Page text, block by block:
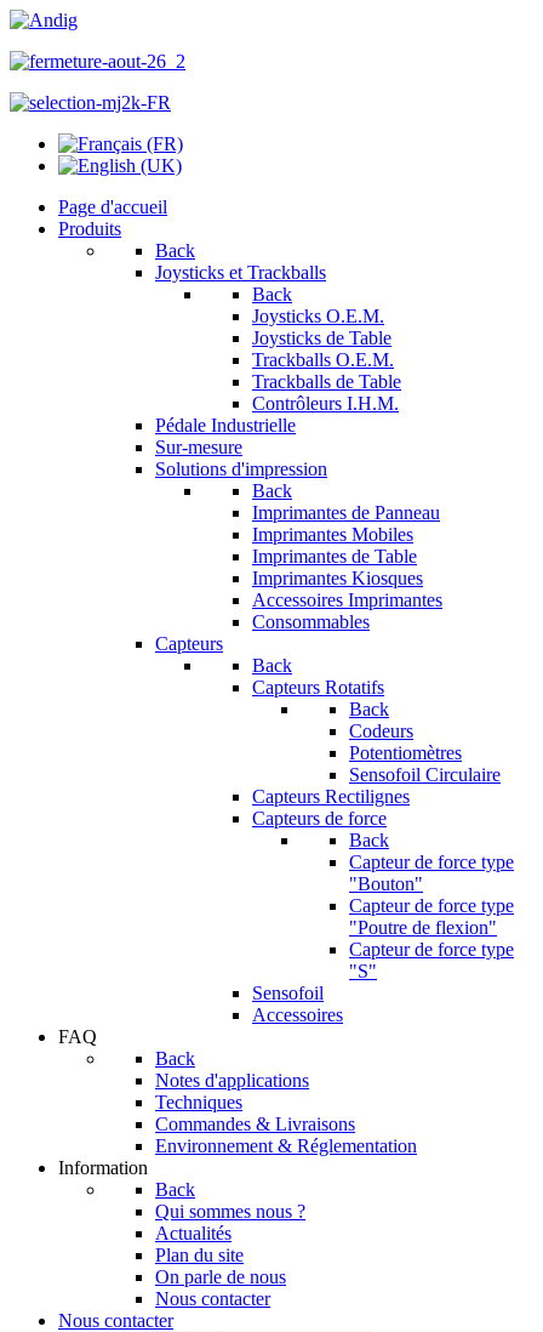
Page d'accueil
Produits
Back
Joysticks et Trackballs
Back
Joysticks O.E.M.
Joysticks de Table
Trackballs O.E.M.
Trackballs de Table
Contrôleurs I.H.M.
Pédale Industrielle
Sur-mesure
Solutions d'impression
Back
Imprimantes de Panneau
Imprimantes Mobiles
Imprimantes de Table
Imprimantes Kiosques
Accessoires Imprimantes
Consommables
Capteurs
Back
Capteurs Rotatifs
Back
Codeurs
Potentiomètres
Sensofoil Circulaire
Capteurs Rectilignes
Capteurs de force
Back
Capteur de force type
"Bouton"
Capteur de force type
"Poutre de flexion"
Capteur de force type
"S"
Sensofoil
Accessoires
FAQ
Back
Notes d'applications
Techniques
Commandes & Livraisons
Environnement & Réglementation
Information
Back
Qui sommes nous ?
Actualités
Plan du site
On parle de nous
Nous contacter
Nous contacter